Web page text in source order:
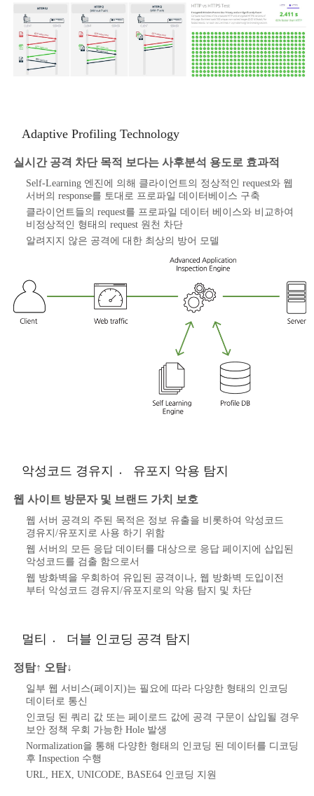
Adaptive Profiling Technology
실시간 공격 차단 목적 보다는 사후분석 용도로 효과적
Self-Learning 엔진에 의해 클라이언트의 정상적인 request와 웹
서버의 response를 토대로 프로파일 데이터베이스 구축
클라이언트들의 request를 프로파일 데이터 베이스와 비교하여
비정상적인 형태의 request 원천 차단
알려지지 않은 공격에 대한 최상의 방어 모델
악성코드 경유지 〮 유포지 악용 탐지
웹 사이트 방문자 및 브랜드 가치 보호
웹 서버 공격의 주된 목적은 정보 유출을 비롯하여 악성코드
경유지/유포지로 사용 하기 위함
웹 서버의 모든 응답 데이터를 대상으로 응답 페이지에 삽입된
악성코드를 검출 함으로서
웹 방화벽을 우회하여 유입된 공격이나, 웹 방화벽 도입이전
부터 악성코드 경유지/유포지로의 악용 탐지 및 차단
멀티 〮 더블 인코딩 공격 탐지
정탐↑ 오탐↓
일부 웹 서비스(페이지)는 필요에 따라 다양한 형태의 인코딩
데이터로 통신
인코딩 된 쿼리 값 또는 페이로드 값에 공격 구문이 삽입될 경우
보안 정책 우회 가능한 Hole 발생
Normalization을 통해 다양한 형태의 인코딩 된 데이터를 디코딩
후 Inspection 수행
URL, HEX, UNICODE, BASE64 인코딩 지원